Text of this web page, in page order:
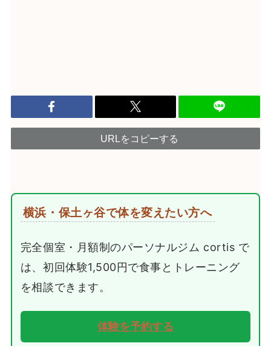
URLをコピーする
横浜・保土ヶ谷で体を変えたい方へ
完全個室・月額制のパーソナルジム cortis で
は、初回体験1,500円で食事とトレーニング
を相談できます。
体験を予約する